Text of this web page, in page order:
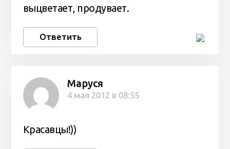
выцветает, продувает.
Ответить
Маруся
4 мая 2012 в 08:55
Красавцы!))